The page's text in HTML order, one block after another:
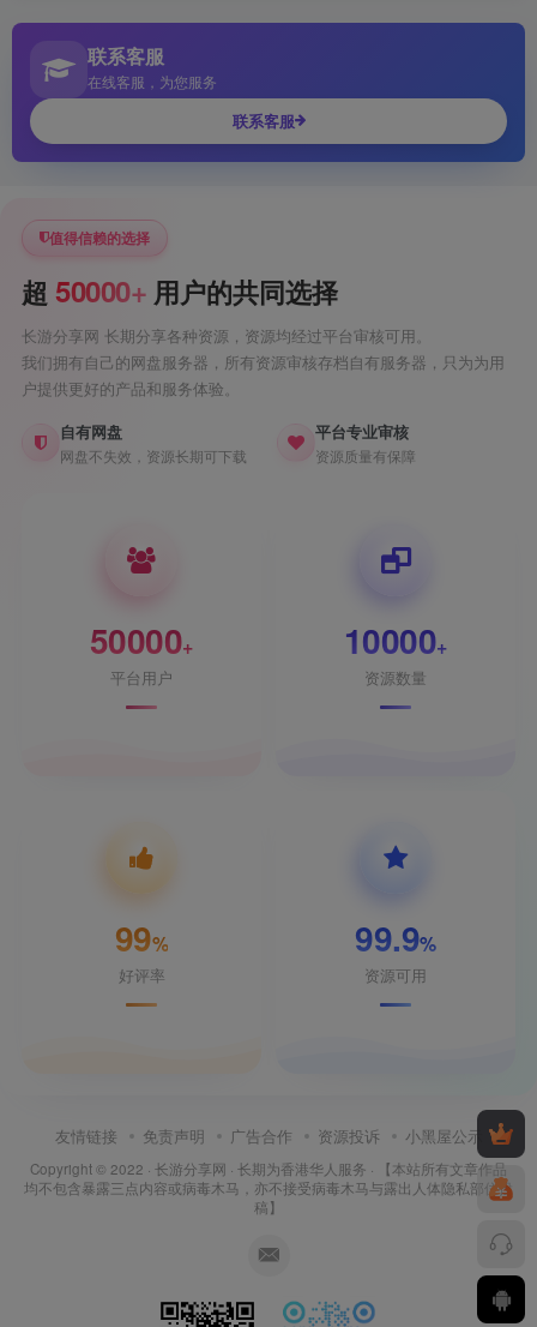
联系客服
在线客服，为您服务
联系客服
值得信赖的选择
超 50000+ 用户的共同选择
长游分享网 长期分享各种资源，资源均经过平台审核可用。
我们拥有自己的网盘服务器，所有资源审核存档自有服务器，只为为用
户提供更好的产品和服务体验。
自有网盘
网盘不失效，资源长期可下载
平台专业审核
资源质量有保障
50000+
平台用户
10000+
资源数量
99%
好评率
99.9%
资源可用
友情链接 免责声明 广告合作 资源投诉 小黑屋公示
Copyright © 2022 · 长游分享网 · 长期为香港华人服务 · 【本站所有文章作品
均不包含暴露三点内容或病毒木马，亦不接受病毒木马与露出人体隐私部位投
稿】